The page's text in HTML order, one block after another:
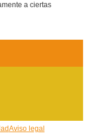
a ciertas
Aviso legal
IDEAS DE